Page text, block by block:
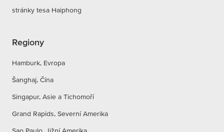
stránky tesa Haiphong
Regiony
Hamburk, Evropa
Šanghaj, Čína
Singapur, Asie a Tichomoří
Grand Rapids, Severní Amerika